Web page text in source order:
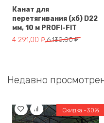
Канат для
перетягивания (хб) D22
мм, 10 м PROFI-FIT
6 130,00₽
Первоначальная цена
4 291,00 ₽
Текущая цена: 4 291,00 ₽.
Недавно
Скидка -30%